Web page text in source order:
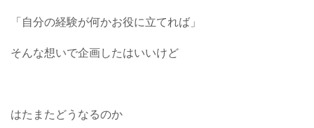
「自分の経験が何かお役に立てれば」
そんな想いで企画したはいいけど
はたまたどうなるのか